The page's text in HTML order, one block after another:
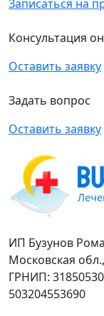
Записаться на
Консультация
Оставить заявку
Задать вопрос
Оставить заявку
ИП Бузунов
Московская
ГРНИП:
503204553690